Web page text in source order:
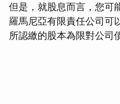
但是，就股息而言，您可
羅馬尼亞有限責任公司可
所認繳的股本為限對公司